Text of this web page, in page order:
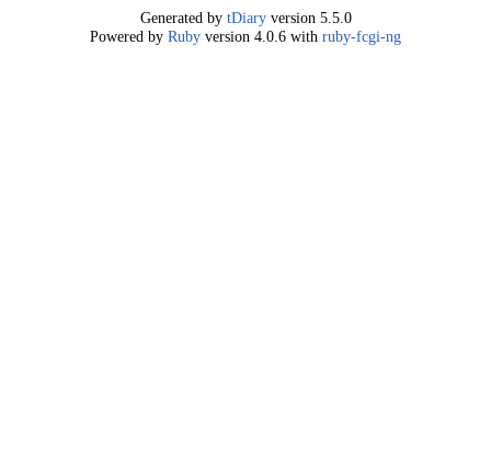
Generated by tDiaryversion 5.5.0
Powered by Ruby version 4.0.6 with ruby-fcgi-ng